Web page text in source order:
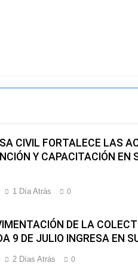
CIVIL FORTALECE LAS
Y CAPACITACIÓN EN
1 Día Atrás 0
DE LA
9 DE JULIO INGRESA EN
2 Días Atrás 0